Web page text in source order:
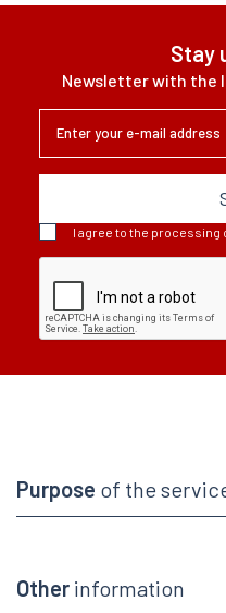
Stay
Newsletter with the
I agree to the processing
Purpose of the
Other information